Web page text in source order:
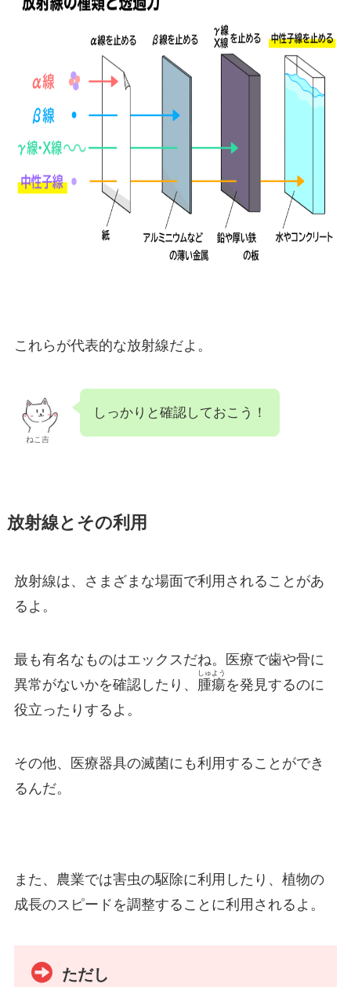
これらが代表的な放射線だよ。
ねこ吉
しっかりと確認しておこう！
放射線とその利用
放射線は、さまざまな場面で利用されることがあ
るよ。
最も有名なものはエックスだね。医療で歯や骨に
異常がないかを確認したり、 腫瘍
しゅよう
を発見するのに
役立ったりするよ。
その他、医療器具の滅菌にも利用することができ
るんだ。
また、農業では害虫の駆除に利用したり、植物の
成長のスピードを調整することに利用されるよ。
ただし